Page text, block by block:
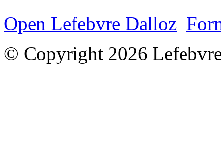
Open Lefebvre Dalloz
© Copyright 2026